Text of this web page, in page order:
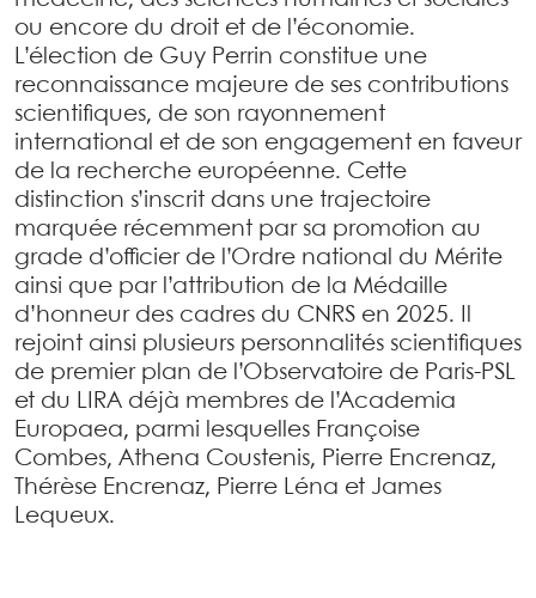
ou encore du droit et de l’économie.
L’élection de Guy Perrin constitue une
reconnaissance majeure de ses contributions
scientifiques, de son rayonnement
international et de son engagement en faveur
de la recherche européenne. Cette
distinction s’inscrit dans une trajectoire
marquée récemment par sa promotion au
grade d’officier de l’Ordre national du Mérite
ainsi que par l’attribution de la Médaille
d’honneur des cadres du CNRS en 2025. Il
rejoint ainsi plusieurs personnalités scientifiques
de premier plan de l’Observatoire de Paris-PSL
et du LIRA déjà membres de l’Academia
Europaea, parmi lesquelles Françoise
Combes, Athena Coustenis, Pierre Encrenaz,
Thérèse Encrenaz, Pierre Léna et James
Lequeux.